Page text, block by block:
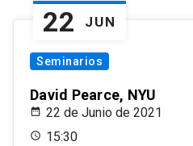
22 JUN
Seminarios
David Pearce, NYU
22 de Junio de 2021
15:30